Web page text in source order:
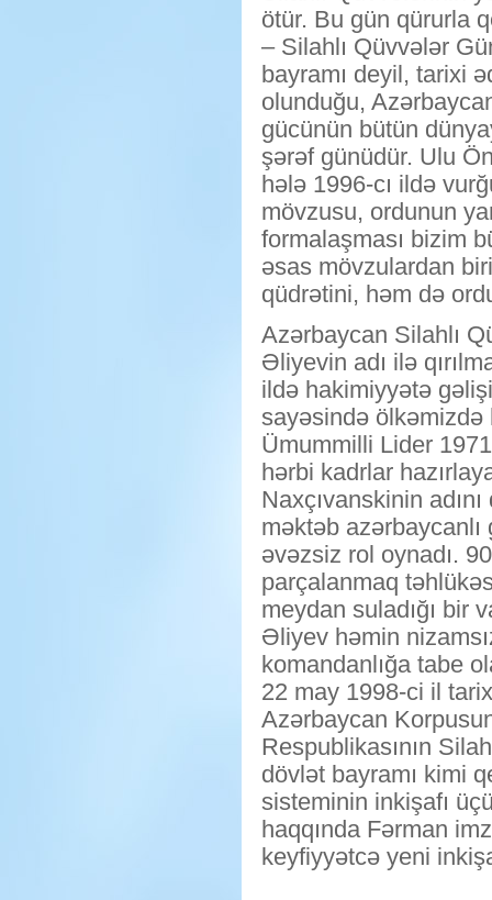
ötür. Bu gün qürurla
– Silahlı Qüvvələr
bayramı deyil, tarixi
olunduğu,
gücünün bütün
şərəf günüdür. Ulu
hələ 1996-cı ildə
mövzusu, ordunun
formalaşması bizim
əsas mövzulardan
qüdrətini, həm də
Azərbaycan Silahlı
Əliyevin adı ilə
ildə hakimiyyətə
sayəsində ölkəmizdə
Ümummilli Lider
hərbi kadrlar
Naxçıvanskinin
məktəb azərbaycanlı
əvəzsiz rol oynadı.
parçalanmaq
meydan suladığı bir
Əliyev həmin
komandanlığa tabe
22 may 1998-ci il
Azərbaycan
Respublikasının
dövlət bayramı kimi
sisteminin inkişafı
haqqında Fərman
keyfiyyətcə yeni